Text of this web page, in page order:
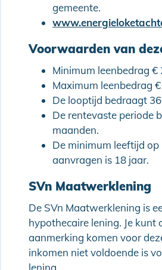
gemeente.
Voorwaarden van
Minimum leenbedrag €
Maximum leenbedrag
De looptijd bedraagt
De rentevaste periode
maanden.
De minimum leeftijd
aanvragen is 18 jaar.
SVn Maatwerklening
De SVn Maatwerklening is
hypothecaire lening. Je kunt
aanmerking komen voor
inkomen niet voldoende is